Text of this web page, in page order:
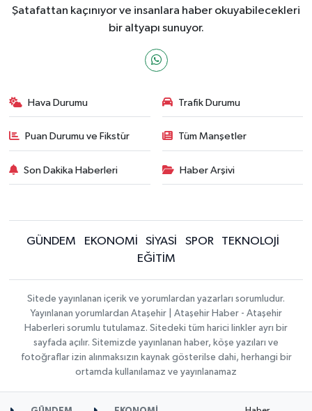
Şatafattan kaçınıyor ve insanlara haber okuyabilecekleri
bir altyapı sunuyor.
Hava Durumu Trafik Durumu
Puan Durumu ve Fikstür Tüm Manşetler
Son Dakika Haberleri Haber Arşivi
GÜNDEM EKONOMİ SİYASİ SPOR
TEKNOLOJİ
EĞİTİM
Sitede yayınlanan içerik ve yorumlardan yazarları sorumludur.
Yayınlanan yorumlardan Ataşehir | Ataşehir Haber - Ataşehir
Haberleri sorumlu tutulamaz. Sitedeki tüm harici linkler ayrı bir
sayfada açılır. Sitemizde yayınlanan haber, köşe yazıları ve
fotoğraflar izin alınmaksızın kaynak gösterilse dahi, herhangi bir
ortamda kullanılamaz ve yayınlanamaz